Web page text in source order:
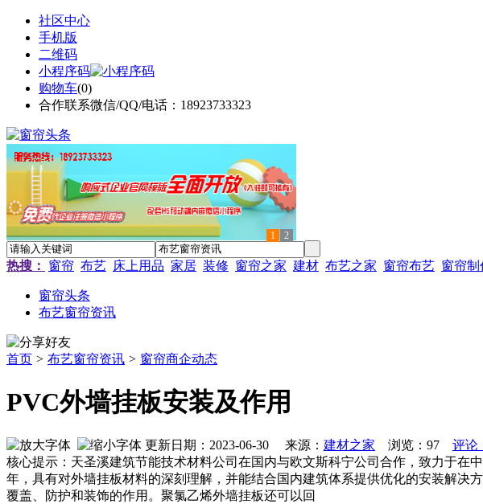
社区中心
手机版
二维码
小程序码
购物车(0)
合作联系微信/QQ/电话：18923733323
1 2
热搜： 窗帘 布艺 床上用品 家居 装修 窗帘之家 建材 布艺之家 窗帘布艺 窗帘制
窗帘头条
布艺窗帘资讯
首页 > 布艺窗帘资讯 > 窗帘商企动态
PVC外墙挂板安装及作用
更新日期：2023-06-30 来源： 建材之家 浏览： 97
评论
核心提示：天圣溪建筑节能技术材料公司在国内与欧文斯科宁公司合作，致力于
年，具有对外墙挂板材料的深刻理解，并能结合国内建筑体系提供优化的安装解决
覆盖、防护和装饰的作用。聚氯乙烯外墙挂板还可以回